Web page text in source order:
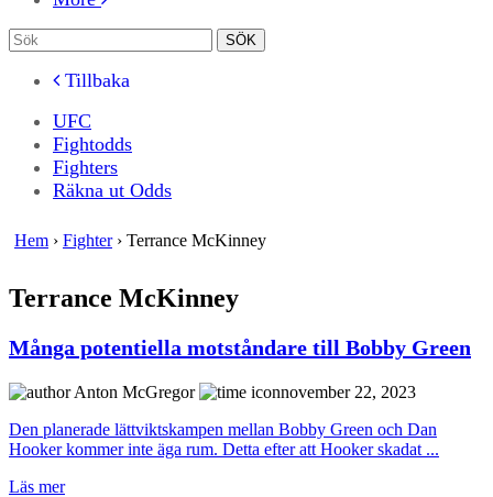
Tillbaka
UFC
Fightodds
Fighters
Räkna ut Odds
Hem › Fighter › Terrance McKinney
Terrance McKinney
Många potentiella motståndare till Bobby Green
Anton McGregor
november 22, 2023
Den planerade lättviktskampen mellan Bobby Green och Dan
Hooker kommer inte äga rum. Detta efter att Hooker skadat ...
Läs mer